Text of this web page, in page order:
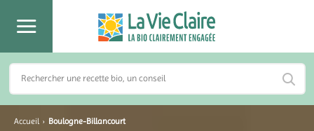
Accueil › Boulogne-Billancourt